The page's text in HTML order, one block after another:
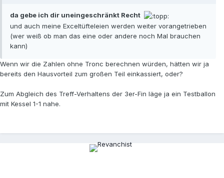
da gebe ich dir uneingeschränkt Recht
und auch meine Exceltüfteleien werden weiter vorangetrieben
(wer weiß ob man das eine oder andere noch Mal brauchen
kann)
Wenn wir die Zahlen ohne Tronc berechnen würden, hätten wir ja
bereits den Hausvorteil zum großen Teil einkassiert, oder?
Zum Abgleich des Treff-Verhaltens der 3er-Fin läge ja ein Testballon
mit Kessel 1-1 nahe.